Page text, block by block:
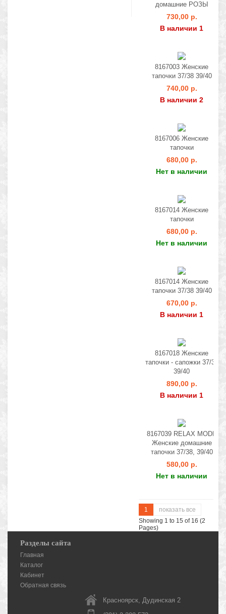
домашние РОЗЫ
730,00 р.
В наличии 1
8167003 Женские
тапочки 37/38 39/40
740,00 р.
В наличии 2
8167006 Женские
тапочки
680,00 р.
Нет в наличии
8167014 Женские
тапочки
680,00 р.
Нет в наличии
8167014 Женские
тапочки 37/38 39/40
670,00 р.
В наличии 1
8167018 Женские
тапочки - сапожки 37/38
39/40
890,00 р.
В наличии 1
8167039 RELAX MODE
Женские домашние
тапочки 37/38, 39/40
580,00 р.
Нет в наличии
1
показать все
Showing 1 to 15 of 16 (2
Pages)
Разделы сайта
Главная
Каталог
Кабинет
Обратная связь
Красноярск, Дудинская 2